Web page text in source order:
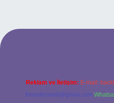
Reklam ve İletişim: E-mail:
forumhizmeti@gmail.com